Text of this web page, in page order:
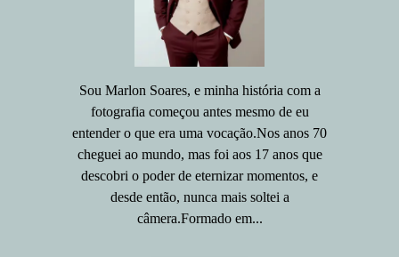
Sou Marlon Soares, e minha história com a
fotografia começou antes mesmo de eu
entender o que era uma vocação.Nos anos 70
cheguei ao mundo, mas foi aos 17 anos que
descobri o poder de eternizar momentos, e
desde então, nunca mais soltei a
câmera.Formado em...